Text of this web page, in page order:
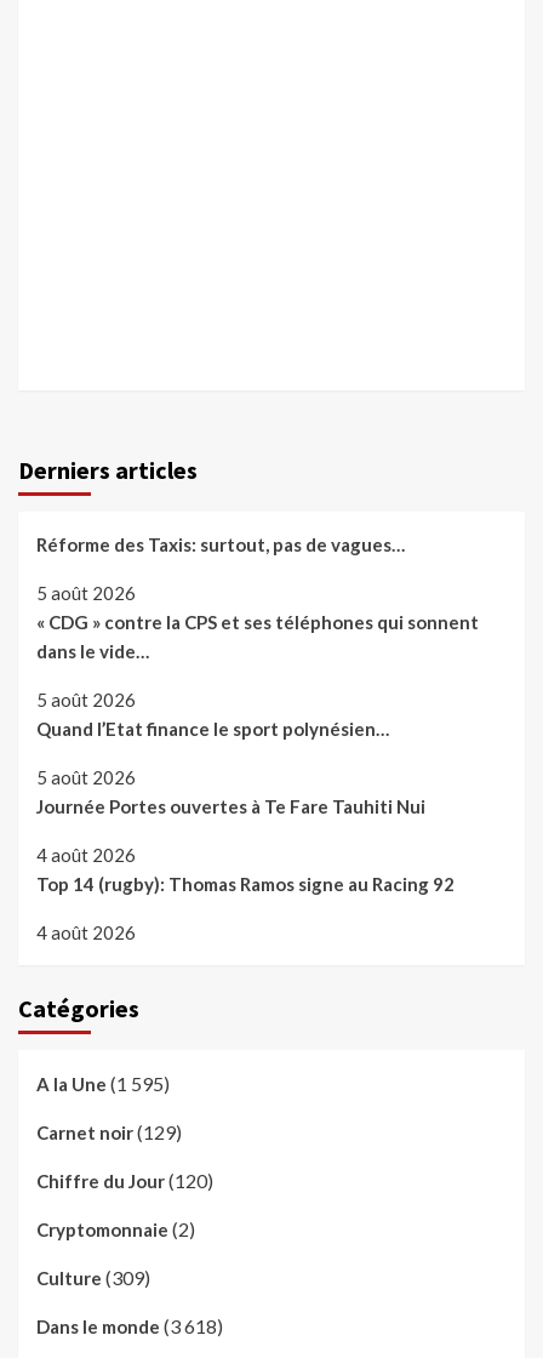
Derniers articles
Réforme des Taxis: surtout, pas de vagues…
5 août 2026
« CDG » contre la CPS et ses téléphones qui sonnent
dans le vide…
5 août 2026
Quand l’Etat finance le sport polynésien…
5 août 2026
Journée Portes ouvertes à Te Fare Tauhiti Nui
4 août 2026
Top 14 (rugby): Thomas Ramos signe au Racing 92
4 août 2026
Catégories
A la Une (1 595)
Carnet noir(129)
Chiffre du Jour(120)
Cryptomonnaie (2)
Culture (309)
Dans le monde (3 618)